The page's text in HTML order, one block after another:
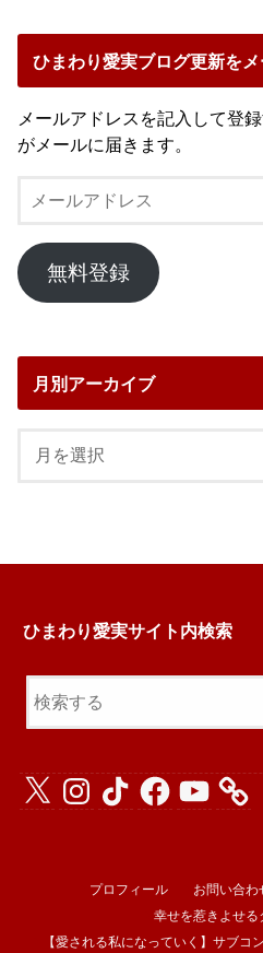
ひまわり愛実ブログ更新を
メールアドレスを記入して登
がメールに届きます。
ー
ル
ア
ド
無料登録
月別アーカイブ
ひまわり愛実サイト内検索
X InstagramTikTokFacebookYouTube
プロフィール お問い合わ
幸せを惹きよせる
【愛される私になっていく】サブコ